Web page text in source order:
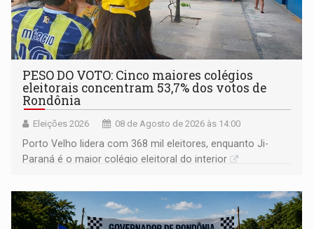
PESO DO VOTO: Cinco maiores colégios
eleitorais concentram 53,7% dos votos de
Rondônia
Eleições 2026 08 de Agosto de 2026 às 14:00
Porto Velho lidera com 368 mil eleitores, enquanto Ji-
Paraná é o maior colégio eleitoral do interior